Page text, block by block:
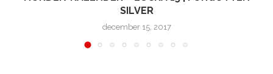
SILVER
december 15, 2017